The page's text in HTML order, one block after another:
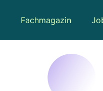
Fachmagazin